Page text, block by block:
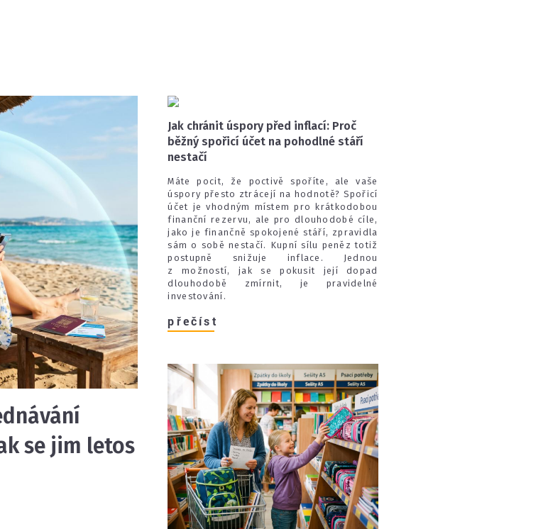
se jim letos
Jak chránit úspory před inflací: Proč
běžný spořicí účet na pohodlné stáří
nestačí
Máte pocit, že poctivě spoříte, ale vaše
úspory přesto ztrácejí na hodnotě? Spořicí
účet je vhodným místem pro krátkodobou
finanční rezervu, ale pro dlouhodobé cíle,
jako je finančně spokojené stáří, zpravidla
sám o sobě nestačí. Kupní sílu peněz totiž
postupně snižuje inflace. Jednou
z možností, jak se pokusit její dopad
dlouhodobě zmírnit, je pravidelné
investování.
přečíst